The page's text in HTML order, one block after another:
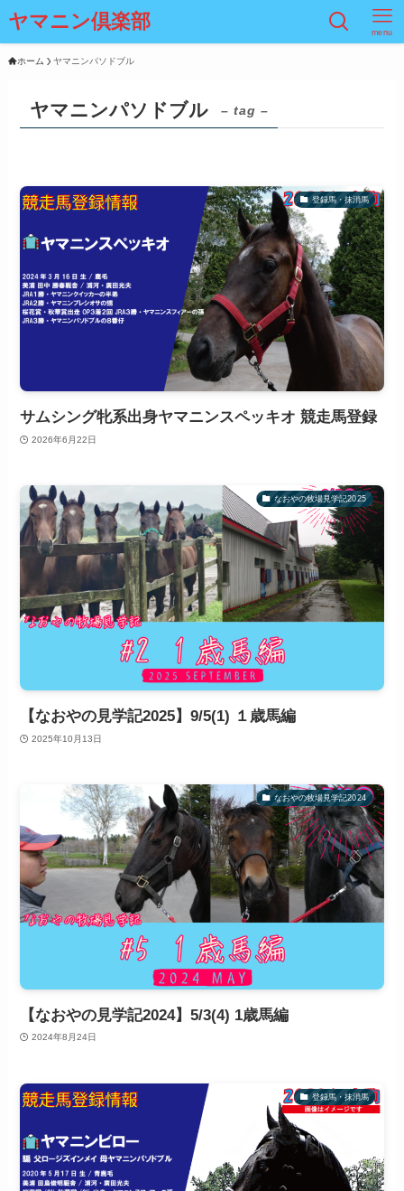
ヤマニン倶楽部 menu
ホーム ヤマニンパソドブル
ヤマニンパソドブル – tag –
登録馬・抹消馬
サムシング牝系出身ヤマニンスペッキオ 競走馬登録
2026年6月22日
なおやの牧場見学記2025
【なおやの見学記2025】9/5(1) １歳馬編
2025年10月13日
なおやの牧場見学記2024
【なおやの見学記2024】5/3(4) 1歳馬編
2024年8月24日
登録馬・抹消馬